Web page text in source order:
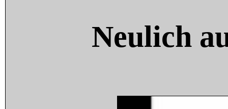
Neulich